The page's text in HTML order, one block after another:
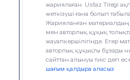
алуы керек.
қанша оқушының
көру арқылы
жариялаған. Ustaz Tilegi
жеткізуші ғана болып
Жарияланған
мен авторлық құқық
жауапкершілігінде. Егер
авторлық құқықты бұзады
сайттан алынуы тиіс деп
шағым қалдыра аласыз